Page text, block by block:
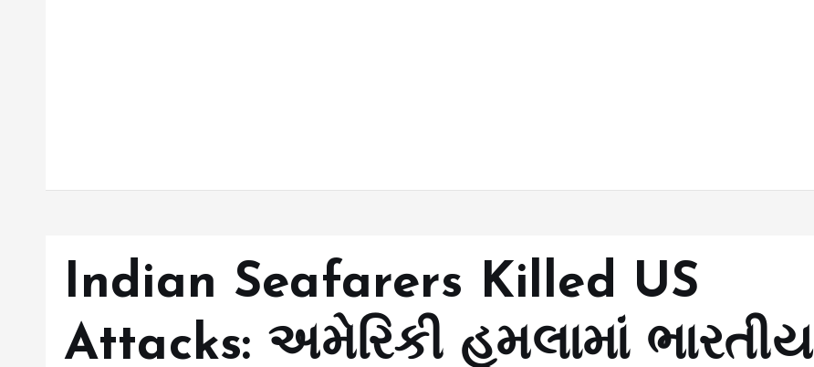
Indian Seafarers Killed US
Attacks: અમેરિકી હુમલામાં ભારતીય